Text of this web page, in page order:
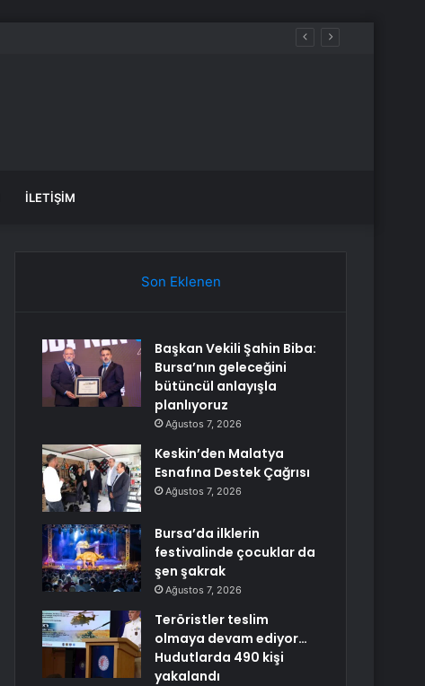
İLETIŞIM
Son Eklenen
Başkan Vekili Şahin Biba:
Bursa’nın geleceğini
bütüncül anlayışla
planlıyoruz
Ağustos 7, 2026
Keskin’den Malatya
Esnafına Destek Çağrısı
Ağustos 7, 2026
Bursa’da ilklerin
festivalinde çocuklar da
şen şakrak
Ağustos 7, 2026
Teröristler teslim
olmaya devam ediyor…
Hudutlarda 490 kişi
yakalandı